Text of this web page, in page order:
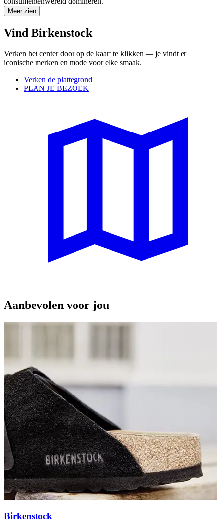
Meer zien
Vind Birkenstock
Verken het center door op de kaart te klikken — je vindt er
iconische merken en mode voor elke smaak.
Verken de plattegrond
PLAN JE BEZOEK
Aanbevolen voor jou
Birkenstock